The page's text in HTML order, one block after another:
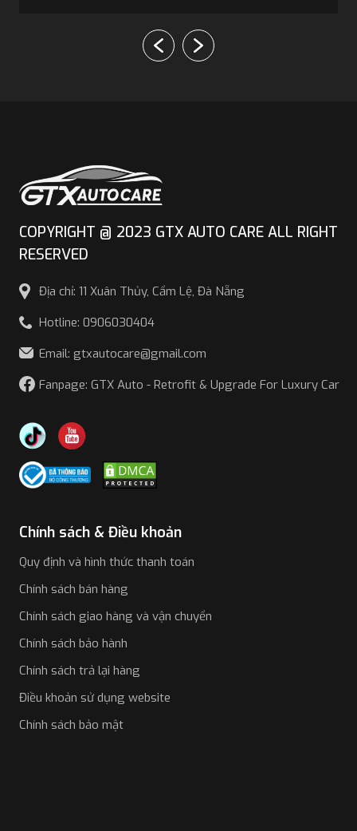
COPYRIGHT @ 2023 GTX AUTO CARE ALL RIGHT
RESERVED
Địa chỉ: 11 Xuân Thủy, Cẩm Lệ, Đà Nẵng
Hotline: 0906030404
Email: gtxautocare@gmail.com
Fanpage: GTX Auto - Retrofit & Upgrade For Luxury Car
Chính sách & Điều khoản
Quy định và hình thức thanh toán
Chính sách bán hàng
Chính sách giao hàng và vận chuyển
Chính sách bảo hành
Chính sách trả lại hàng
Điều khoản sử dụng website
Chính sách bảo mật